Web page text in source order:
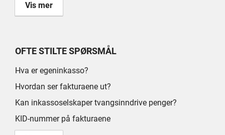
Vis mer
OFTE STILTE SPØRSMÅL
Hva er egeninkasso?
Hvordan ser fakturaene ut?
Kan inkassoselskaper tvangsinndrive penger?
KID-nummer på fakturaene